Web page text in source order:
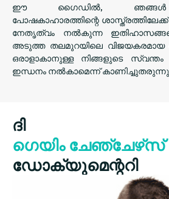
ഈ ഗൈഡിൽ, ഞങ്ങൾ
പോഷകാഹാരത്തിന്റെ
നേതൃത്വം നൽകുന്ന
അടുത്ത തലമുറയിലെ വിജയകരമായ
ഒരാളാകാനുള്ള നിങ്ങളുടെ
ഇന്ധനം നൽകാമെന്ന്
ദി
ഗെയിം ചേഞ്ചേഴ്‌സ്
ഡോക്യുമെന്ററി